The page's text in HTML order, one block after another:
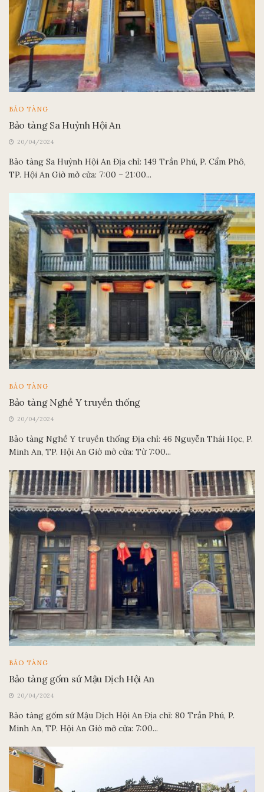
BẢO TÀNG
Bảo tàng Sa Huỳnh Hội An
20/04/2024
Bảo tàng Sa Huỳnh Hội An Địa chỉ: 149 Trần Phú, P. Cẩm Phô,
TP. Hội An Giờ mở cửa: 7:00 – 21:00...
BẢO TÀNG
Bảo tàng Nghề Y truyền thống
20/04/2024
Bảo tàng Nghề Y truyền thống Địa chỉ: 46 Nguyễn Thái Học, P.
Minh An, TP. Hội An Giờ mở cửa: Từ 7:00...
BẢO TÀNG
Bảo tàng gốm sứ Mậu Dịch Hội An
20/04/2024
Bảo tàng gốm sứ Mậu Dịch Hội An Địa chỉ: 80 Trần Phú, P.
Minh An, TP. Hội An Giờ mở cửa: 7:00...